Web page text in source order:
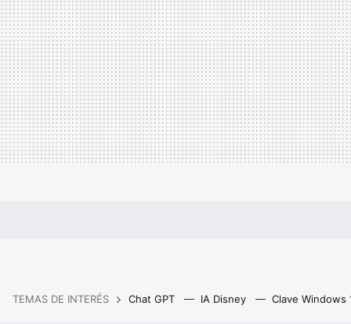
TEMAS DE INTERÉS Chat GPT IA Disney Clave Windows